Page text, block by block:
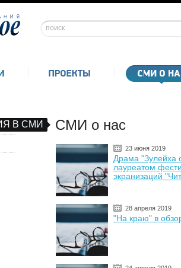
В СМИ
СМИ о нас
23 июня 2019
Драма "Зулейха
лауреатом
экранизаций
28 апреля 2019
"На краю" в